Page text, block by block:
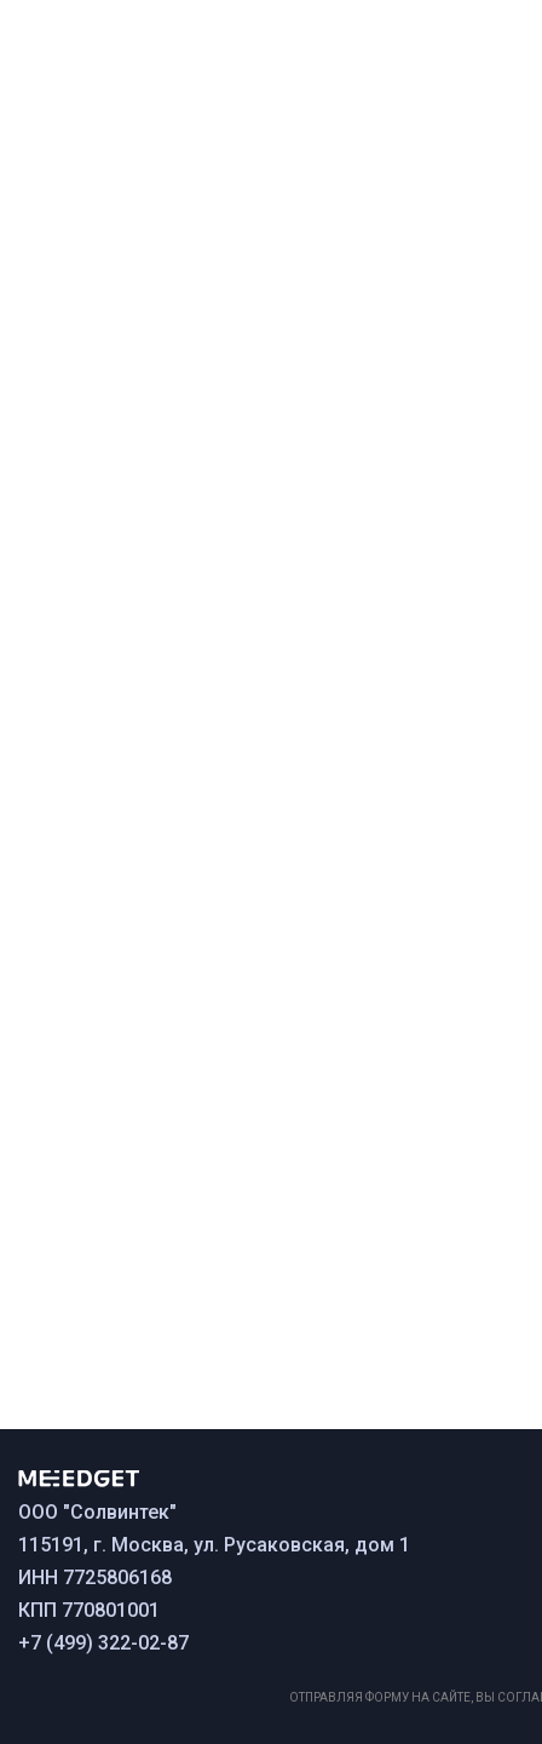
ООО "Солвинтек"
115191, г. Москва, ул. Русаковская, дом 1
ИНН 7725806168
КПП 770801001
+7 (499) 322-02-87
ОТПРАВЛЯЯ ФОРМУ НА САЙТЕ, ВЫ